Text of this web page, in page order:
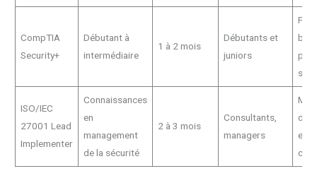
CompTIA
Security+
Débutant à
intermédiaire
1 à 2 mois
Débutants et
juniors
ISO/IEC
27001 Lead
Implementer
Connaissances
en
management
de la sécurité
2 à 3 mois
Consultants,
managers
des
et